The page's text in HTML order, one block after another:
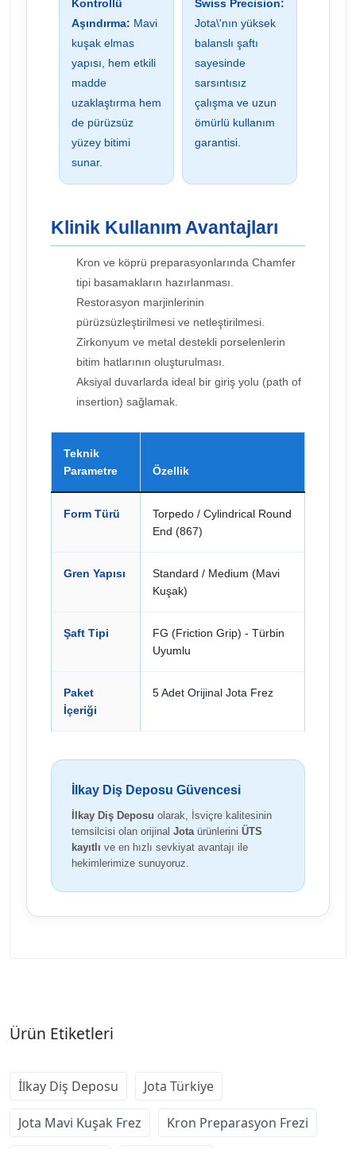
Kontrollü
Aşındırma: Mavi
kuşak elmas
yapısı, hem etkili
madde
uzaklaştırma hem
de pürüzsüz
yüzey bitimi
sunar.
Swiss Precision:
Jota\'nın yüksek
balanslı şaftı
sayesinde
sarsıntısız
çalışma ve uzun
ömürlü kullanım
garantisi.
Klinik Kullanım Avantajları
Kron ve köprü preparasyonlarında Chamfer
tipi basamakların hazırlanması.
Restorasyon marjinlerinin
pürüzsüzleştirilmesi ve netleştirilmesi.
Zirkonyum ve metal destekli porselenlerin
bitim hatlarının oluşturulması.
Aksiyal duvarlarda ideal bir giriş yolu (path of
insertion) sağlamak.
Teknik
Parametre
Özellik
Form Türü
Torpedo / Cylindrical Round
End (867)
Gren Yapısı
Standard / Medium (Mavi
Kuşak)
Şaft Tipi
FG (Friction Grip) - Türbin
Uyumlu
Paket
İçeriği
5 Adet Orijinal Jota Frez
İlkay Diş Deposu Güvencesi
İlkay Diş Deposu olarak, İsviçre kalitesinin
temsilcisi olan orijinal Jota ürünlerini ÜTS
kayıtlı ve en hızlı sevkiyat avantajı ile
hekimlerimize sunuyoruz.
Ürün Etiketleri
İlkay Diş Deposu Jota Türkiye
Jota Mavi Kuşak Frez Kron Preparasyon Frezi